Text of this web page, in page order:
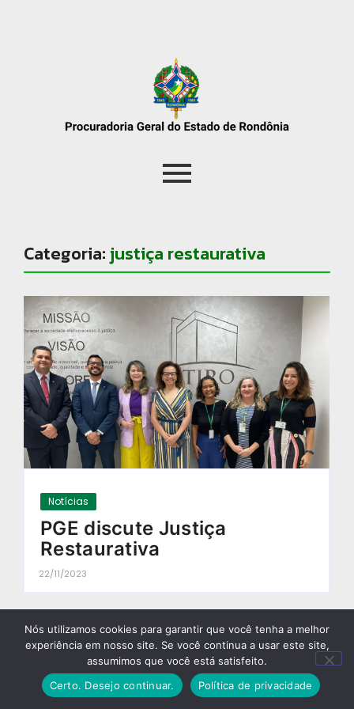
Categoria: justiça restaurativa
Notícias
PGE discute Justiça
Restaurativa
22/11/2023
Nós utilizamos cookies para garantir que você tenha a melhor
experiência em nosso site. Se você continua a usar este site,
assumimos que você está satisfeito.
Certo. Desejo continuar.
Política de privacidade